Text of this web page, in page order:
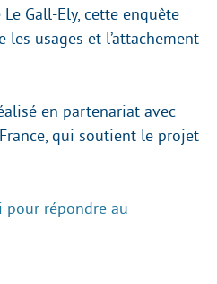
Gall-Ely, cette enquête
les usages et l’attachement
en partenariat avec
qui soutient le projet
pour répondre au